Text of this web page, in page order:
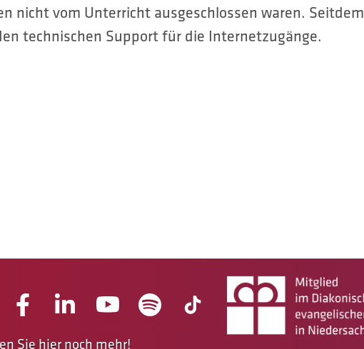
nicht vom Unterricht ausgeschlossen waren. Seitdem
technischen Support für die Internetzugänge.
Sie hiernoch mehr!